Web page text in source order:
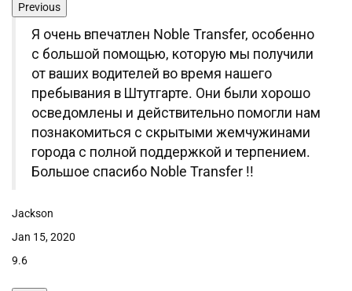
Previous
Я очень впечатлен Noble Transfer, особенно
с большой помощью, которую мы получили
от ваших водителей во время нашего
пребывания в Штутгарте. Они были хорошо
осведомлены и действительно помогли нам
познакомиться с скрытыми жемчужинами
города с полной поддержкой и терпением.
Большое спасибо Noble Transfer !!
Jackson
Jan 15, 2020
9.6